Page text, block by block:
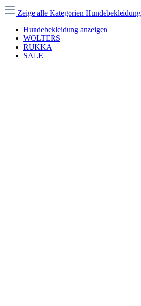
Zeige alle Kategorien Hundebekleidung
Hundebekleidung anzeigen
WOLTERS
RUKKA
SALE